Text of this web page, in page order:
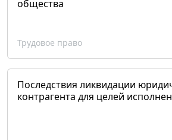
общества
Трудовое право
Последствия ликвидации
контрагента для целей